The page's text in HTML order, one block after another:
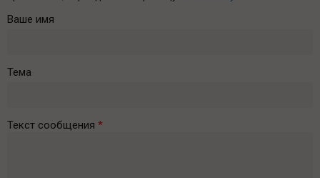
Ваше имя
Тема
Текст сообщения *